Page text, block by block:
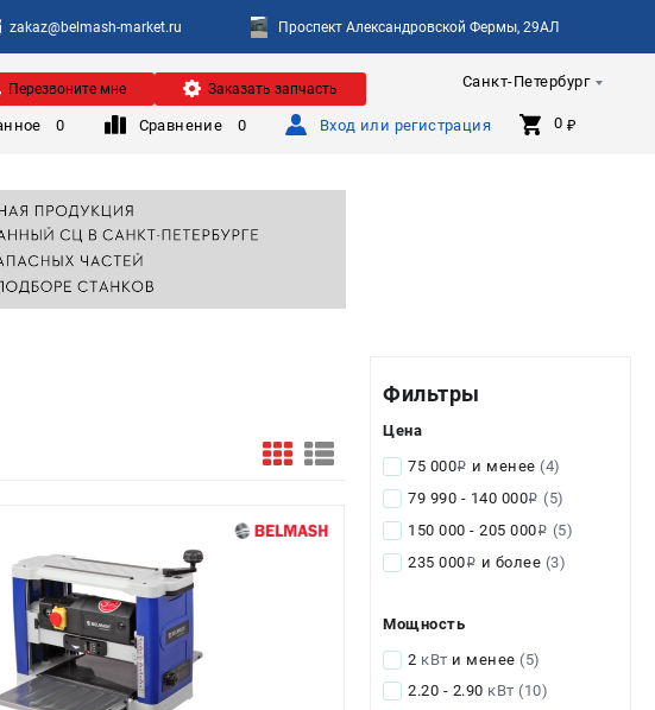
zakaz@belmash-market.ru Проспект Александровской Фермы, 29АЛ
Санкт-Петербург
Перезвоните мне Заказать запчасть
0 Сравнение 0 Вход или регистрация 0 ₽
Фильтры
Цена
75 000i и менее (4)
79 990 - 140 000i (5)
150 000 - 205 000i (5)
235 000i и более (3)
Мощность
2 кВт и менее (5)
2.20 - 2.90 кВт (10)